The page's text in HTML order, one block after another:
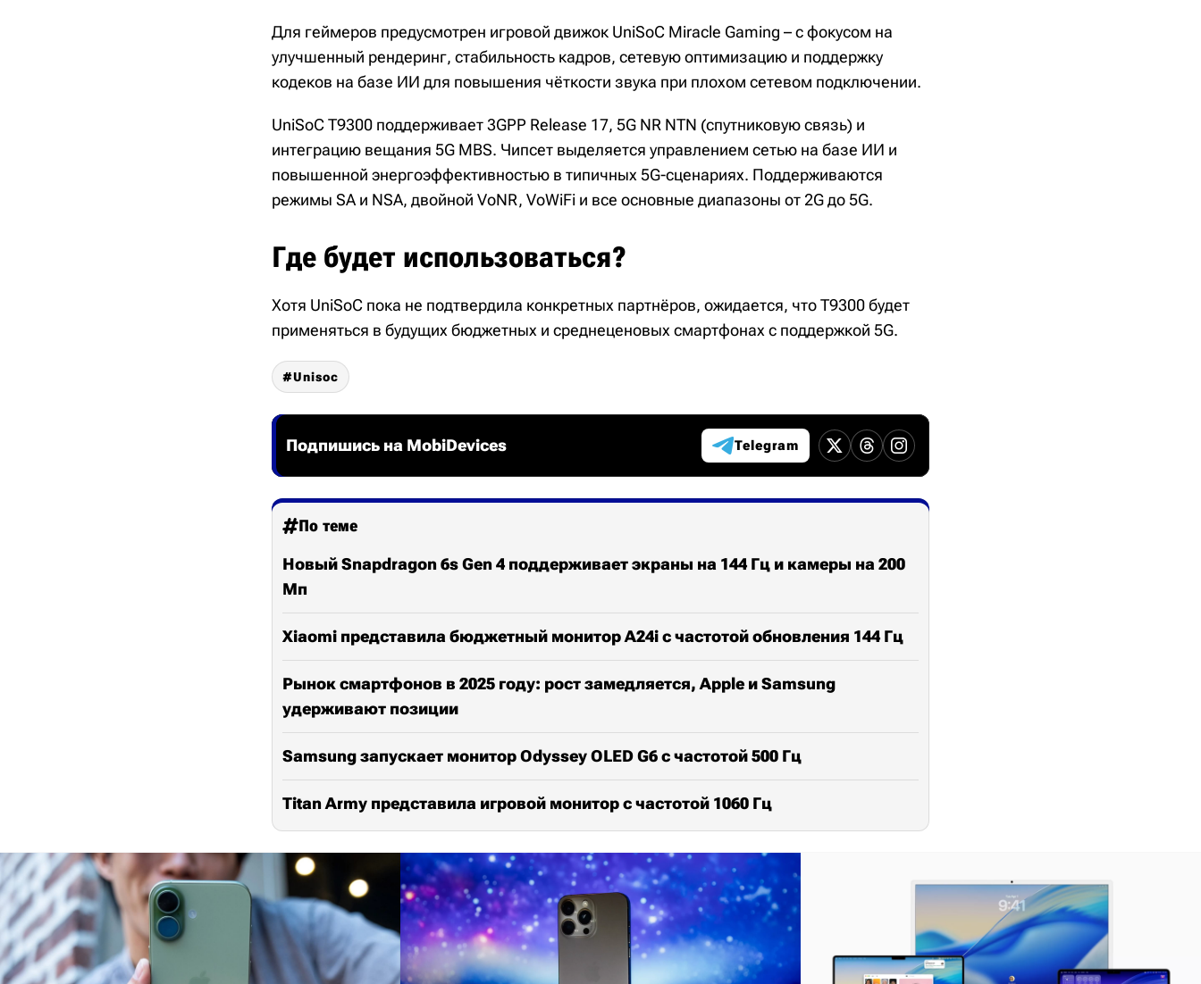
Для геймеров предусмотрен игровой движок UniSoC Miracle Gaming – с фокусом на
улучшенный рендеринг, стабильность кадров, сетевую оптимизацию и поддержку
кодеков на базе ИИ для повышения чёткости звука при плохом сетевом подключении.
UniSoC T9300 поддерживает 3GPP Release 17, 5G NR NTN (спутниковую связь) и
интеграцию вещания 5G MBS. Чипсет выделяется управлением сетью на базе ИИ и
повышенной энергоэффективностью в типичных 5G-сценариях. Поддерживаются
режимы SA и NSA, двойной VoNR, VoWiFi и все основные диапазоны от 2G до 5G.
Где будет использоваться?
Хотя UniSoC пока не подтвердила конкретных партнёров, ожидается, что T9300 будет
применяться в будущих бюджетных и среднеценовых смартфонах с поддержкой 5G.
Unisoc
Подпишись на MobiDevices Telegram
По теме
Новый Snapdragon 6s Gen 4 поддерживает экраны на 144 Гц и камеры на 200
Мп
Xiaomi представила бюджетный монитор A24i с частотой обновления 144 Гц
Рынок смартфонов в 2025 году: рост замедляется, Apple и Samsung
удерживают позиции
Samsung запускает монитор Odyssey OLED G6 с частотой 500 Гц
Titan Army представила игровой монитор с частотой 1060 Гц